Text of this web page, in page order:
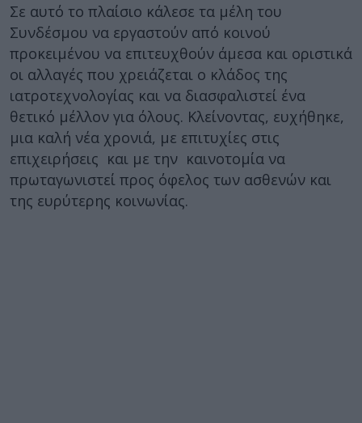
Σε αυτό το πλαίσιο κάλεσε τα μέλη του
Συνδέσμου να εργαστούν από κοινού
προκειμένου να επιτευχθούν άμεσα και οριστικά
οι αλλαγές που χρειάζεται ο κλάδος της
ιατροτεχνολογίας και να διασφαλιστεί ένα
θετικό μέλλον για όλους. Κλείνοντας, ευχήθηκε,
μια καλή νέα χρονιά, με επιτυχίες στις
επιχειρήσεις και με την καινοτομία να
πρωταγωνιστεί προς όφελος των ασθενών και
της ευρύτερης κοινωνίας.